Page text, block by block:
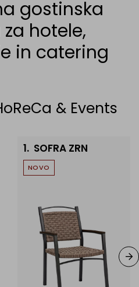
gostinska
hotele,
in catering
& Events
1. SOFRA ZRN
NOVO